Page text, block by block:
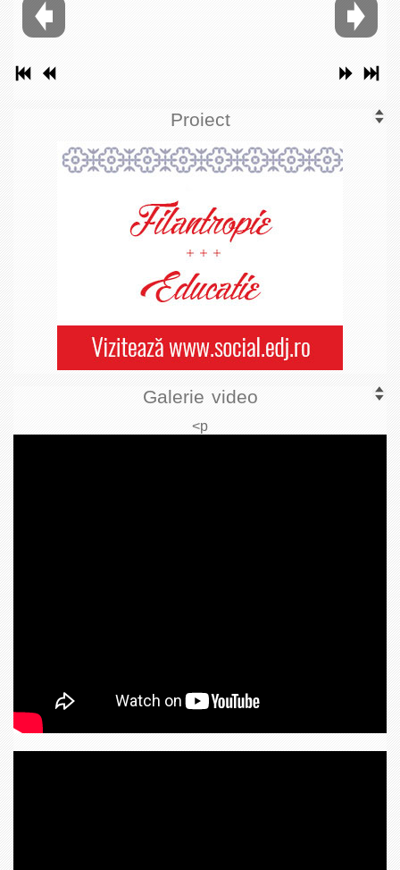
Proiect
Galerie video
<p